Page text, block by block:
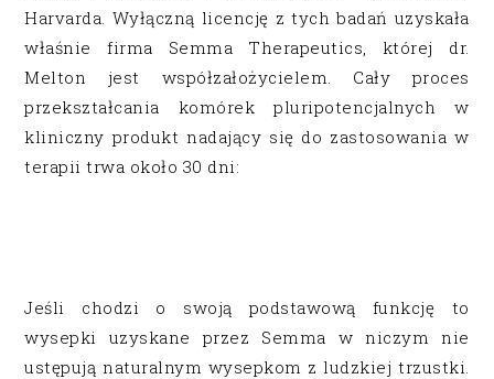
Harvarda. Wyłączną licencję z tych badań uzyskała
właśnie firma Semma Therapeutics, której dr.
Melton jest współzałożycielem. Cały proces
przekształcania komórek pluripotencjalnych w
kliniczny produkt nadający się do zastosowania w
terapii trwa około 30 dni:
Jeśli chodzi o swoją podstawową funkcję to
wysepki uzyskane przez Semma w niczym nie
ustępują naturalnym wysepkom z ludzkiej trzustki.